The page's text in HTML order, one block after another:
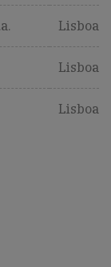
Lisboa
Lisboa
Lisboa